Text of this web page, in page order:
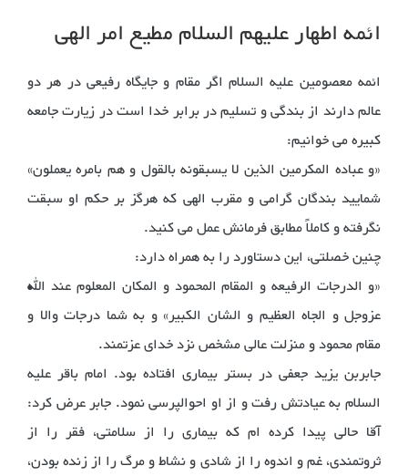
ائمه اطهار علیهم السلام مطیع امر الهی
ائمه معصومین علیه السلام اگر مقام و جایگاه رفیعی در هر دو
عالم دارند از بندگی و تسلیم در برابر خدا است در زیارت جامعه
کبیره می خوانیم:
«و عباده المکرمین الذین لا یسبقونه بالقول و هم بامره یعملون»
شمایید بندگان گرامی و مقرب الهی که هرگز بر حکم او سبقت
نگرفته و کاملاً مطابق فرمانش عمل می کنید.
چنین خصلتی، این دستاورد را به همراه دارد:
«و الدرجات الرفیعه و المقام المحمود و المکان المعلوم عند الله
عزوجل و الجاه العظیم و الشان الکبیر» و به شما درجات والا و
مقام محمود و منزلت عالی مشخص نزد خدای عزتمند.
جابربن یزید جعفی در بستر بیماری افتاده بود. امام باقر علیه
السلام به عیادتش رفت و از او احوالپرسی نمود. جابر عرض کرد:
آقا حالی پیدا کرده ام که بیماری را از سلامتی، فقر را از
ثروتمندی، غم و اندوه را از شادی و نشاط و مرگ را از زنده بودن،